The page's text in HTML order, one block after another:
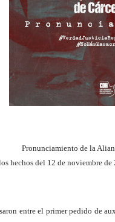
Pronunciamiento de la
hechos del 12 de noviembre
entre el primer pedido de